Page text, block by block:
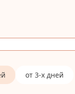
от 3-х дней